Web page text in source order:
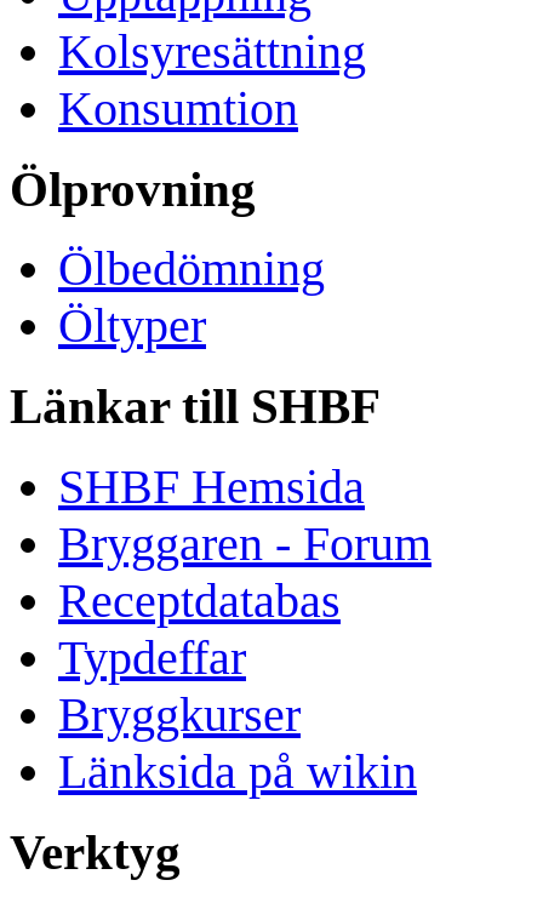
Kolsyresättning
Konsumtion
Ölprovning
Ölbedömning
Öltyper
Länkar till SHBF
SHBF Hemsida
Bryggaren - Forum
Receptdatabas
Typdeffar
Bryggkurser
Länksida på wikin
Verktyg